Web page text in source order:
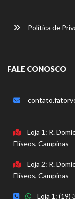
Política de
FALE CONOSCO
Loja 1: R.
Elíseos, Campinas –
Loja 2: R.
Elíseos, Campinas –
Loja 1: (19)